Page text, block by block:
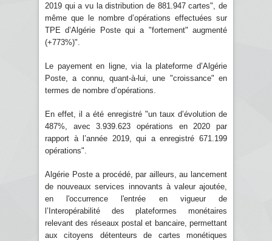
2019 qui a vu la distribution de 881.947 cartes", de
même que le nombre d’opérations effectuées sur
TPE d’Algérie Poste qui a "fortement" augmenté
(+773%)".
Le payement en ligne, via la plateforme d’Algérie
Poste, a connu, quant-à-lui, une "croissance" en
termes de nombre d’opérations.
En effet, il a été enregistré "un taux d’évolution de
487%, avec 3.939.623 opérations en 2020 par
rapport à l’année 2019, qui a enregistré 671.199
opérations".
Algérie Poste a procédé, par ailleurs, au lancement
de nouveaux services innovants à valeur ajoutée,
en l'occurrence l'entrée en vigueur de
l’Interopérabilité des plateformes monétaires
relevant des réseaux postal et bancaire, permettant
aux citoyens détenteurs de cartes monétiques